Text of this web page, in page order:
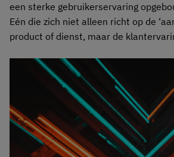
een sterke gebruikerservaring
Eén die zich niet alleen richt op de
product of dienst, maar de